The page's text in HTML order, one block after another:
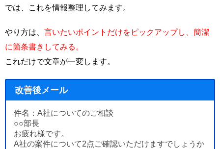
では、これを情報整理してみます。
やり方は、 言いたいポイントだけをピックアップし、簡潔
に箇条書きしてみる。
これだけで文章が一変します。
改善後メール
件名：A社についてのご相談
○○部長
お疲れ様です。
A社の案件について2点ご確認いただけますでしょうか